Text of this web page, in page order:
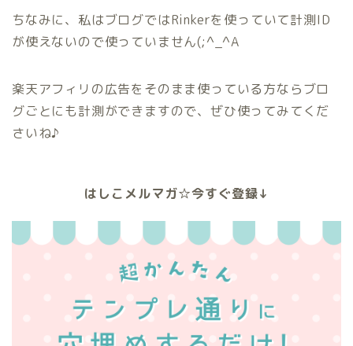
ちなみに、私はブログではRinkerを使っていて計測ID
が使えないので使っていません(;^_^A
楽天アフィリの広告をそのまま使っている方ならブロ
グごとにも計測ができますので、ぜひ使ってみてくだ
さいね♪
はしこメルマガ☆今すぐ登録↓